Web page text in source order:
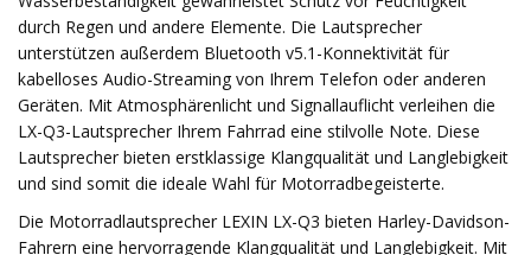
durch Regen und andere Elemente. Die Lautsprecher
unterstützen außerdem Bluetooth v5.1-Konnektivität für
kabelloses Audio-Streaming von Ihrem Telefon oder anderen
Geräten. Mit Atmosphärenlicht und Signallauflicht verleihen die
LX-Q3-Lautsprecher Ihrem Fahrrad eine stilvolle Note. Diese
Lautsprecher bieten erstklassige Klangqualität und Langlebigkeit
und sind somit die ideale Wahl für Motorradbegeisterte.
Die Motorradlautsprecher LEXIN LX-Q3 bieten Harley-Davidson-
Fahrern eine hervorragende Klangqualität und Langlebigkeit. Mit